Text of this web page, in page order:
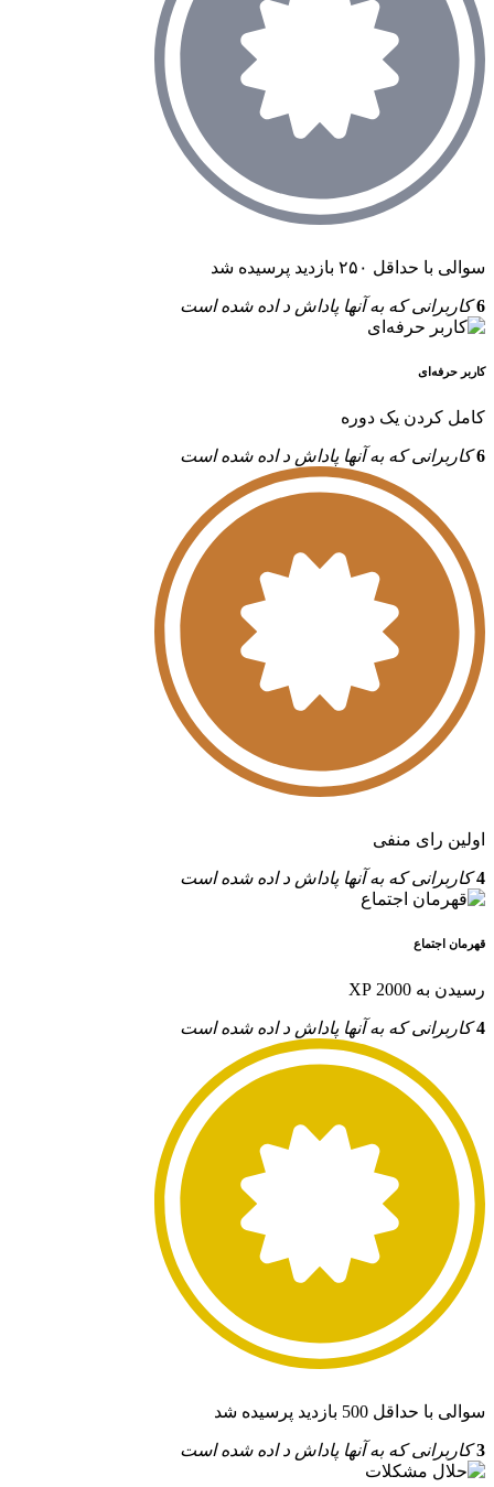
سوالی با حداقل ۲۵۰ بازدید پرسیده شد
6 کاربرانی که به آنها پاداش د اده شده است
کاربر حرفه‌ای
کامل کردن یک دوره
6 کاربرانی که به آنها پاداش د اده شده است
اولین رای منفی
4 کاربرانی که به آنها پاداش د اده شده است
قهرمان اجتماع
رسیدن به 2000 XP
4 کاربرانی که به آنها پاداش د اده شده است
سوالی با حداقل 500 بازدید پرسیده شد
3 کاربرانی که به آنها پاداش د اده شده است